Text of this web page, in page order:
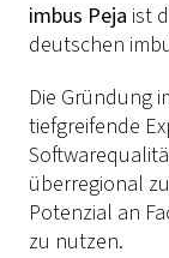
imbus Peja ist
deutschen
Die Gründung
tiefgreifende
überregional
Potenzial an
zu nutzen.